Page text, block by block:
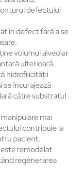
defectului
în defect fără a se
volumul alveolar
ulterioară.
hidrofilicității
se încurajează
către substratul
manipulare mai
contribuie la
pacient.
remodelat
regenerarea